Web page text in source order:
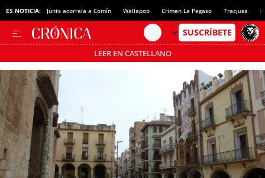
ES NOTICIA: Junts acorrala a Comín Wallapop Crimen La Pegaso Tracjusa
LEER EN CASTELLANO
Pásate al MODO AHORRO